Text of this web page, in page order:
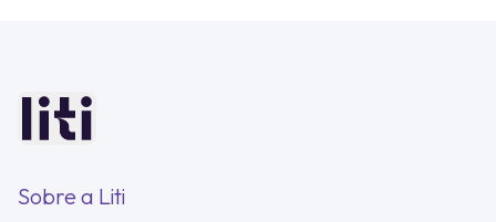
Sobre a Liti